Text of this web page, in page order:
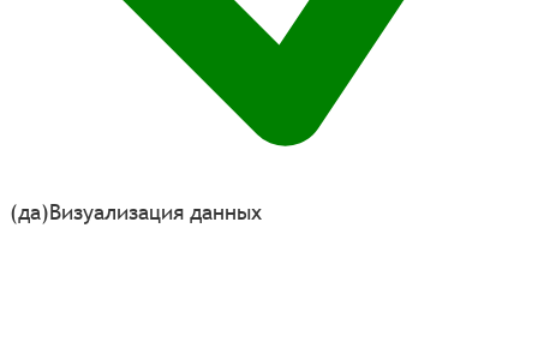
(да)Визуализация данных